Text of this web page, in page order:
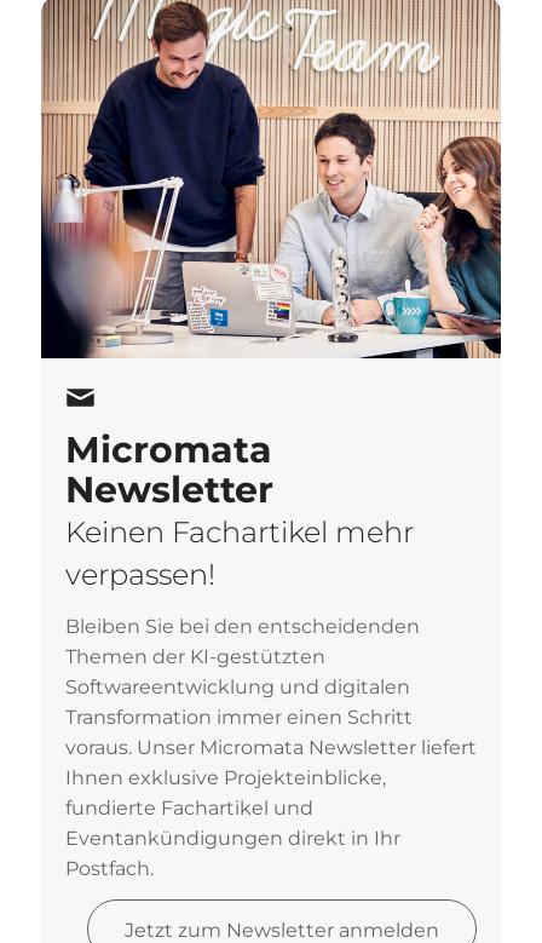
Micromata
Newsletter
Keinen Fachartikel mehr
verpassen!
Bleiben Sie bei den entscheidenden
Themen der KI-gestützten
Softwareentwicklung und digitalen
Transformation immer einen Schritt
voraus. Unser Micromata Newsletter liefert
Ihnen exklusive Projekteinblicke,
fundierte Fachartikel und
Eventankündigungen direkt in Ihr
Postfach.
Jetzt zum Newsletter anmelden